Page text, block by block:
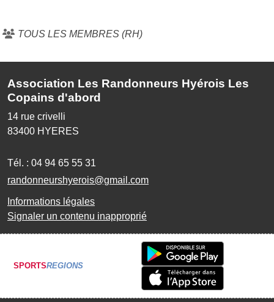
TOUS LES MEMBRES (RH)
Association Les Randonneurs Hyérois Les
Copains d'abord
14 rue crivelli
83400 HYERES
Tél. : 04 94 65 55 31
randonneurshyerois@gmail.com
Informations légales
Signaler un contenu inapproprié
SPORTSREGIONS